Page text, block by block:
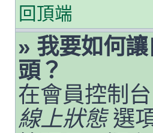
回頂端
» 我要如何
頭？
在會員控制
線上狀態選